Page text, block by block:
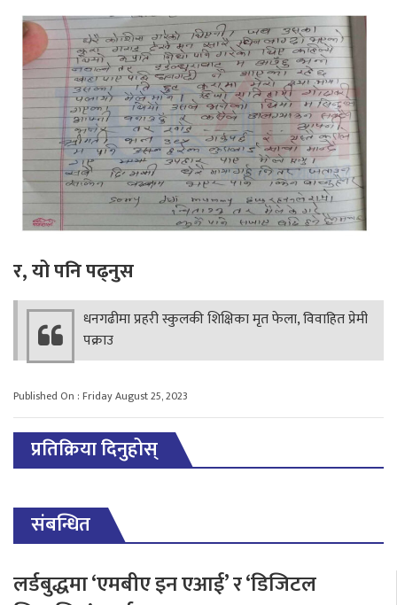
र, यो पनि पढ्नुस
धनगढीमा प्रहरी स्कुलकी शिक्षिका मृत फेला, विवाहित प्रेमी
पक्राउ
Published On : Friday August 25, 2023
प्रतिक्रिया दिनुहोस्
संबन्धित
लर्डबुद्धमा ‘एमबीए इन एआई’ र ‘डिजिटल